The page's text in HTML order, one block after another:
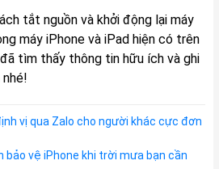
tắt nguồn và khởi động lại máy
máy iPhone và iPad hiện có trên
tìm thấy thông tin hữu ích và ghi
vị qua Zalo cho người khác cực đơn
bảo vệ iPhone khi trời mưa bạn cần